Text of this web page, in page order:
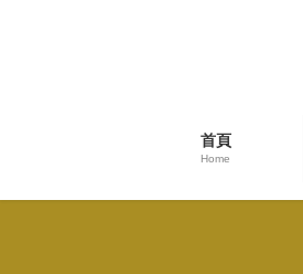
首頁
Home